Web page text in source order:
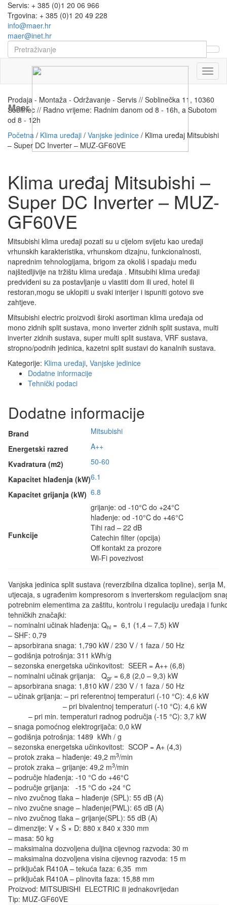
Servis: + 385 (0)1 20 06 966
Trgovina: + 385 (0)1 20 49 228
info@maer.hr
maer@inet.hr
Maer
Prodaja - Montaža - Održavanje - Servis // Soblinečka 11, 10360
Soblinec // Radno vrijeme: Radnim danom od 8 - 16h, a Subotom
od 8 - 12h
Početna / Klima uređaji / Vanjske jedinice / Klima uređaj Mitsubishi
– Super DC Inverter – MUZ-GF60VE
Klima uređaj Mitsubishi –
Super DC Inverter – MUZ-
GF60VE
Mitsubishi klima uređaji pozati su u cijelom svijetu kao uređaji
vrhunskih karakteristika, vrhunskom dizajnu, funkcionalnosti,
naprednim tehnologijama, brigom za okoliš i spadaju među
najštedljivije na tržištu klima uređaja . Mitsubihi klima uređaji
predviđeni su za postavljanje u vlastiti dom ili ured, hotel ili
restoran,mogu se uklopiti u svaki interijer i ispuniti gotovo sve
zahtjeve.
Mitsubishi electric proizvodi široki asortiman klima uređaja od
mono zidnih split sustava, mono inverter zidnih split sustava, multi
inverter zidnih sustava, super multi split sustava, VRF sustava,
stropno/podnih jedinica, kazetni split sustavi do kanalnih sustava.
Kategorije: Klima uređaji, Vanjske jedinice
Dodatne informacije
Tehnički podaci
Dodatne informacije
Brand
Mitsubishi
Energetski razred
A++
Kvadratura (m2)
50-60
Kapacitet hlađenja (kW)6.1
Kapacitet grijanja (kW) 6.8
Funkcije
grijanje: od -10°C do +24°C
hlađenje: od -10°C do +46°C
Tihi rad – 22 dB
Catechin filter (opcija)
Off kontakt za prozore
Wi-Fi povezivost
Vanjska jedinica split sustava (reverzibilna dizalica topline), serija
utjecaja, s ugrađenim kompresorom s inverterskom regulacijom
potrebnim elementima za zaštitu, kontrolu i regulaciju uređaja i
tehničkih značajki:
– nominalni učinak hlađenja: Qhl = 6,1 (1,4 – 7,5) kW
– SHF: 0,79
– apsorbirana snaga: 1,790 kW / 230 V / 1 faza / 50 Hz
– godišnja potrošnja: 311 kWh/g
– sezonska energetska učinkovitost: SEER = A++ (6,8)
– nominalni učinak grijanja: Qgr = 6,8 (2,0 – 9,3) kW
– apsorbirana snaga: 1,810 kW / 230 V / 1 faza / 50 Hz
– učinak grijanja: – pri referentnoj temperaturi (-10 °C): 4,6 kW
– pri bivalentnoj temperaturi (-10 °C): 4,6 kW
– pri min. temperaturi radnog područja (-15 °C): 3,7 kW
– snaga pomoćnog elektrogrijača: 0,0 kW
– godišnja potrošnja: 1489 kWh / g
– sezonska energetska učinkovitost: SCOP = A+ (4,3)
– protok zraka – hlađenje: 49,2 m3/min
– protok zraka – grijanje: 49,2 m3/min
– područje hlađenja: -10 °C do +46°C
– područje grijanja: -15 °C do +24 °C
– nivo zvučnog tlaka – hlađenje (SPL): 55 dB (A)
– nivo zvučne snage – hlađenje(PWL): 65 dB (A)
– nivo zvučnog tlaka – grijanje(SPL): 55 dB (A)
– dimenzije: V × Š × D: 880 x 840 x 330 mm
– masa: 50 kg
– maksimalna dozvoljena duljina cijevnog razvoda: 30 m
– maksimalna dozvoljena visina cijevnog razvoda: 15 m
– priključak R410A – tekuća faza: 6,35 mm
– priključak R410A – plinovita faza: 15,88 mm
Proizvod: MITSUBISHI ELECTRIC ili jednakovrijedan
Tip: MUZ-GF60VE